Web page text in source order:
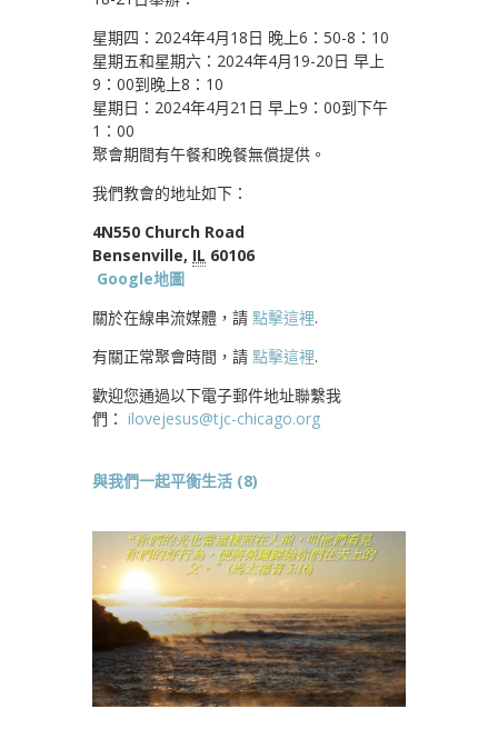
星期四：2024年4月18日 晚上6：50-8：10
星期五和星期六：2024年4月19-20日 早上
9：00到晚上8：10
星期日：2024年4月21日 早上9：00到下午
1：00
聚會期間有午餐和晚餐無償提供。
我們教會的地址如下：
4N550 Church Road
Bensenville, IL 60106
Google地圖
關於在線串流媒體，請 點擊這裡.
有關正常聚會時間，請 點擊這裡.
歡迎您通過以下電子郵件地址聯繫我
們： ilovejesus@tjc-chicago.org
與我們一起平衡生活 (8)